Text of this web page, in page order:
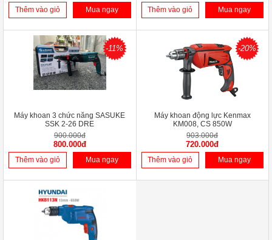
Thêm vào giỏ Mua ngay Thêm vào giỏ Mua ngay
-11%
Máy khoan 3 chức năng SASUKE
SSK 2-26 DRE
900.000đ
800.000đ
Thêm vào giỏ Mua ngay
-20%
Máy khoan động lực Kenmax
KM008, CS 850W
903.000đ
720.000đ
Thêm vào giỏ Mua ngay